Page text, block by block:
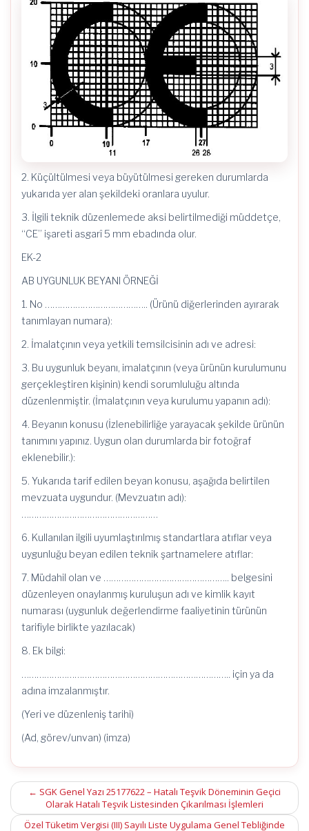
2. Küçültülmesi veya büyütülmesi gereken durumlarda
yukarıda yer alan şekildeki oranlara uyulur.
3. İlgili teknik düzenlemede aksi belirtilmediği müddetçe,
“CE” işareti asgarî 5 mm ebadında olur.
EK-2
AB UYGUNLUK BEYANI ÖRNEĞİ
1. No ………………………………….. (Ürünü diğerlerinden ayırarak
tanımlayan numara):
2. İmalatçının veya yetkili temsilcisinin adı ve adresi:
3. Bu uygunluk beyanı, imalatçının (veya ürünün kurulumunu
gerçekleştiren kişinin) kendi sorumluluğu altında
düzenlenmiştir. (İmalatçının veya kurulumu yapanın adı):
4. Beyanın konusu (İzlenebilirliğe yarayacak şekilde ürünün
tanımını yapınız. Uygun olan durumlarda bir fotoğraf
eklenebilir.):
5. Yukarıda tarif edilen beyan konusu, aşağıda belirtilen
mevzuata uygundur. (Mevzuatın adı):
………………………………………………
6. Kullanılan ilgili uyumlaştırılmış standartlara atıflar veya
uygunluğu beyan edilen teknik şartnamelere atıflar:
7. Müdahil olan ve ………………………………………….. belgesini
düzenleyen onaylanmış kuruluşun adı ve kimlik kayıt
numarası (uygunluk değerlendirme faaliyetinin türünün
tarifiyle birlikte yazılacak)
8. Ek bilgi:
……………………………………………………………………….. için ya da
adına imzalanmıştır.
(Yeri ve düzenleniş tarihi)
(Ad, görev/unvan) (imza)
Post
navigation
← SGK Genel Yazı 25177622 – Hatalı Teşvik Döneminin Geçici
Olarak Hatalı Teşvik Listesinden Çıkarılması İşlemleri
Özel Tüketim Vergisi (III) Sayılı Liste Uygulama Genel Tebliğinde